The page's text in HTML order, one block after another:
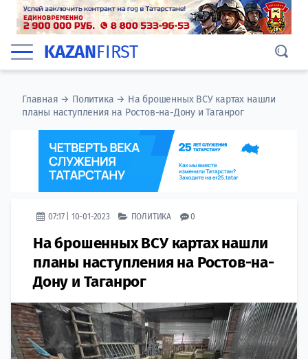
KAZANFIRST
Главная → Политика → На брошенных ВСУ картах нашли
планы наступления на Ростов-на-Дону и Таганрог
07:17 | 10-01-2023 ПОЛИТИКА 0
На брошенных ВСУ картах нашли
планы наступления на Ростов-на-
Дону и Таганрог